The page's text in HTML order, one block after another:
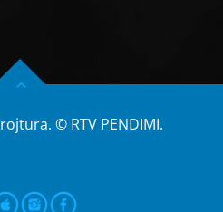
© RTV PENDIMI.